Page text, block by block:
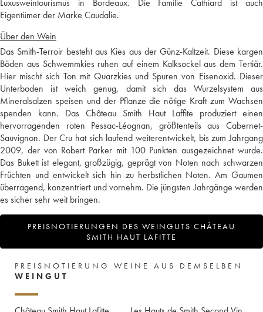
Luxusweintourismus in Bordeaux. Die Familie Cathiard ist auch
Eigentümer der Marke Caudalie.
Über den Wein
Das Smith-Terroir besteht aus Kies aus der Günz-Kaltzeit. Diese kargen
Böden aus Schwemmkies ruhen auf einem Kalksockel aus dem Tertiär.
Hier mischt sich Ton mit Quarzkies und Spuren von Eisenoxid. Dieser
Unterboden ist weich genug, damit sich das Wurzelsystem aus
Mineralsalzen speisen und der Pflanze die nötige Kraft zum Wachsen
spenden kann. Das Château Smith Haut Laffite produziert einen
hervorragenden roten Pessac-Léognan, größtenteils aus Cabernet-
Sauvignon. Der Cru hat sich laufend weiterentwickelt, bis zum Jahrgang
2009, der von Robert Parker mit 100 Punkten ausgezeichnet wurde.
Das Bukett ist elegant, großzügig, geprägt von Noten nach schwarzen
Früchten und entwickelt sich hin zu herbstlichen Noten. Am Gaumen
überragend, konzentriert und vornehm. Die jüngsten Jahrgänge werden
es sicher sehr weit bringen.
PREISNOTIERUNGEN DES WEINGUTS CHÂTEAU
SMITH HAUT LAFITTE
PREISNOTIERUNG WEINE AUS DEMSELBEN
WEINGUT